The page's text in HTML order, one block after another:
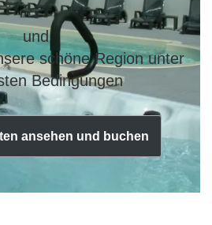
und
schöne Region unter
Bedingungen
ansehen und buchen